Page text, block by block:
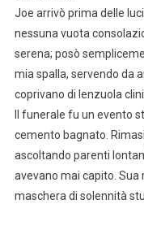
Joe arrivò prima delle
nessuna vuota
serena; posò
mia spalla, servendo da
coprivano di lenzuola
Il funerale fu un evento
cemento bagnato.
ascoltando parenti
avevano mai capito. Sua
maschera di solennità